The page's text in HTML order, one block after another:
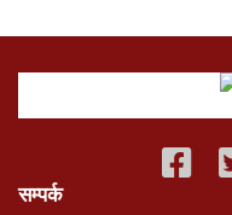
सम्पर्क